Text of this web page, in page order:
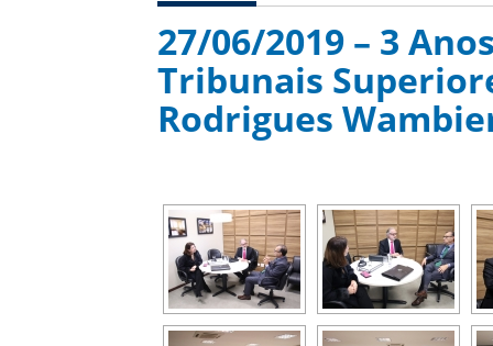
27/06/2019 – 3
Tribunais
Rodrigues